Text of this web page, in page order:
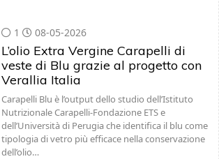
1 08-05-2026
L’olio Extra Vergine Carapelli di
veste di Blu grazie al progetto con
Verallia Italia
Carapelli Blu è l’output dello studio dell’Istituto
Nutrizionale Carapelli-Fondazione ETS e
dell’Università di Perugia che identifica il blu come
tipologia di vetro più efficace nella conservazione
dell’olio…